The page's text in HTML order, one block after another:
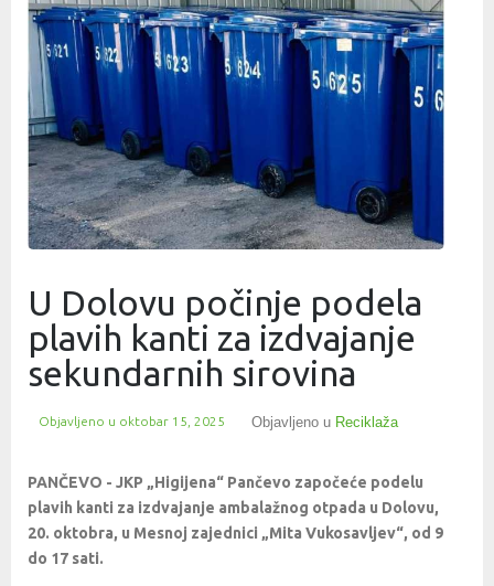
U Dolovu počinje podela
plavih kanti za izdvajanje
sekundarnih sirovina
Objavljeno u oktobar 15, 2025 Objavljeno u Reciklaža
PANČEVO - JKP „Higijena“ Pančevo započeće podelu
plavih kanti za izdvajanje ambalažnog otpada u Dolovu,
20. oktobra, u Mesnoj zajednici „Mita Vukosavljev“, od 9
do 17 sati.